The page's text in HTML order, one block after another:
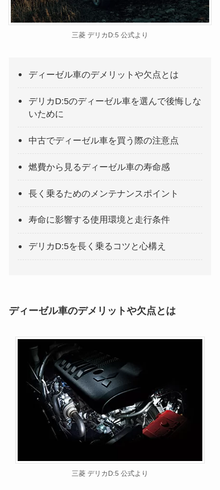
三菱 デリカD:5 公式より
ディーゼル車のデメリットや欠点とは
デリカD:5のディーゼル車を選んで後悔しな
いために
中古でディーゼル車を買う際の注意点
燃費から見るディーゼル車の寿命感
長く乗るためのメンテナンスポイント
寿命に影響する使用環境と走行条件
デリカD:5を長く乗るコツと心構え
ディーゼル車のデメリットや欠点とは
三菱 デリカD:5 公式より